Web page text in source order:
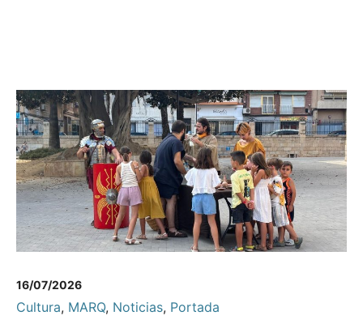
16/07/2026
Cultura, MARQ, Noticias, Portada